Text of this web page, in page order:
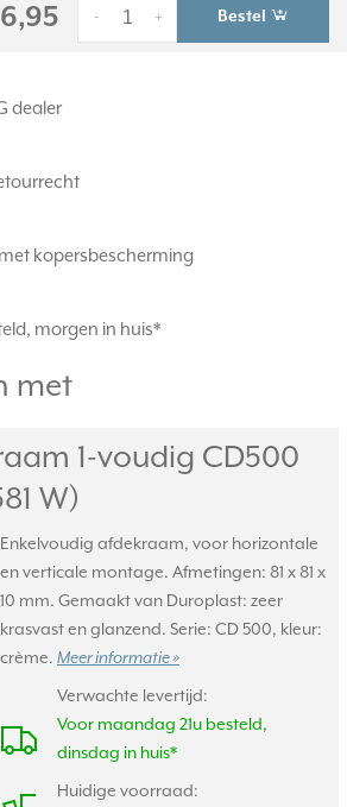
6,95 +
- Bestel
dealer
kopersbescherming
morgen in huis*
met
1-voudig CD500
W)
Enkelvoudig afdekraam, voor horizontale
en verticale montage. Afmetingen: 81 x 81 x
10 mm. Gemaakt van Duroplast: zeer
krasvast en glanzend. Serie: CD 500, kleur:
crème. Meer informatie »
Verwachte levertijd:
Voor maandag 21u besteld,
dinsdag in huis*
Huidige voorraad: